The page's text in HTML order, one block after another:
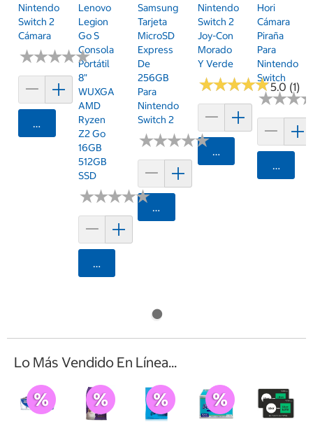
Nintendo
Switch 2
Cámara
★★★★★
★★★★★
Agregar
Lenovo
Legion
Go S
Consola
Portátil
8"
WUXGA
AMD
Ryzen
Z2 Go
16GB
512GB
SSD
★★★★★
★★★★★
Agregar
Samsung
Tarjeta
MicroSD
Express
De
256GB
Para
Nintendo
Switch 2
★★★★★
★★★★★
Agregar
Nintendo
Switch 2
Joy-Con
Morado
Y Verde
★★★★★
★★★★★5.0 (1)
Agregar
Hori
Cámara
Piraña
Para
Nintendo
Switch
★★★
★★★
Lo Más Vendido En Línea...